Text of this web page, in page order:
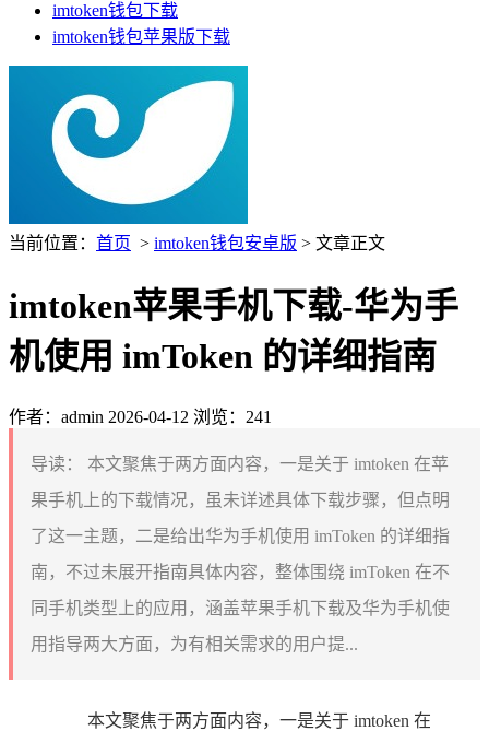
imtoken钱包下载
imtoken钱包苹果版下载
当前位置： 首页 > imtoken钱包安卓版 > 文章正文
imtoken苹果手机下载-华为手
机使用 imToken 的详细指南
作者：admin 2026-04-12 浏览：241
导读：
本文聚焦于两方面内容，一是关于 imtoken 在苹
果手机上的下载情况，虽未详述具体下载步骤，但点明
了这一主题，二是给出华为手机使用 imToken 的详细指
南，不过未展开指南具体内容，整体围绕 imToken 在不
同手机类型上的应用，涵盖苹果手机下载及华为手机使
用指导两大方面，为有相关需求的用户提...
本文聚焦于两方面内容，一是关于 imtoken 在